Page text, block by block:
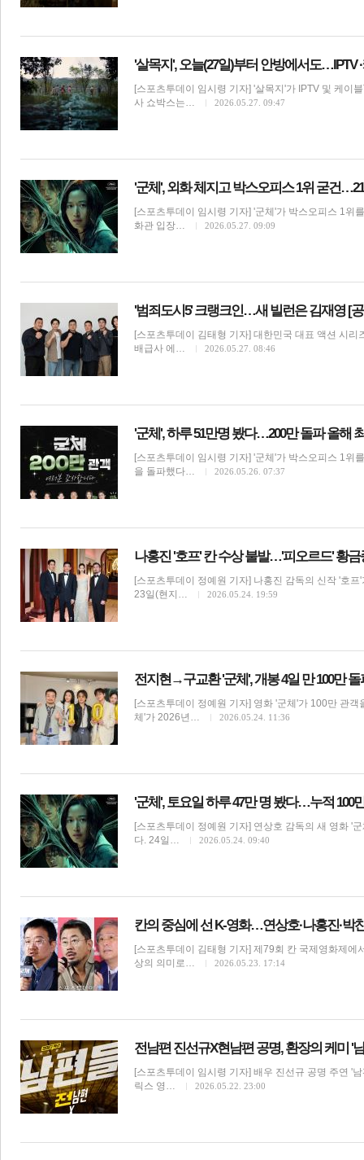
인
'살목지', 오늘(27일)부터 안방에서도…IPTV
[스포츠투데이 임시령 기자] '살목지'가 IPTV 및 케이
사 쇼박스는…
2026.05.27. 09:47
'군체', 외화 체지고 박스오피스 1위 굳건
[스포츠투데이 임시령 기자] '군체'가 박스오피스 1위
화관 입장…
2026.05.27. 09:09
'범죄도시5' 크랭크인…새 빌런은 김재영 [
[스포츠투데이 김태형 기자] 대한민국 대표 액션 시
배급사 에…
2026.05.27. 08:46
'군체', 하루 51만명 봤다…200만 돌파 올해
[스포츠투데이 임시령 기자] '군체'가 박스오피스 1위
을 돌파했다…
2026.05.26. 07:37
나홍진 '호프' 칸 수상 불발…'피오르드' 황금
[스포츠투데이 정예원 기자] 나홍진 감독의 신작 '호
23일(현지…
2026.05.24. 19:59
전지현→구교환 '군체', 개봉 4일 만 100만
[스포츠투데이 정예원 기자] 영화 '군체'가 100만 관
체'가 2026년…
2026.05.24. 11:36
'군체', 토요일 하루 47만 명 봤다…누적 100
[스포츠투데이 정예원 기자] 연상호 감독의 새 영화 '
다. 24일…
2026.05.24. 09:40
칸의 중심에 선 K-영화…연상호·나홍진·박
[스포츠투데이 김태형 기자] 제79회 칸 국제영화제에
상의 의미로…
2026.05.23. 17:14
전남편 진선규X현남편 공명, 환장의 케미 '
[스포츠투데이 임시령 기자] 배우 진선규 공명 주연 '
릭스 영…
2026.05.22. 23:00